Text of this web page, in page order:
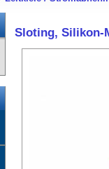
Sloting, Silikon-